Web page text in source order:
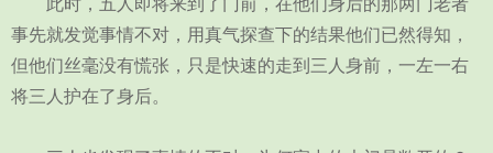
此时，五人即将来到了门前，在他们身后的那两门老者
事先就发觉事情不对，用真气探查下的结果他们已然得知，
但他们丝毫没有慌张，只是快速的走到三人身前，一左一右
将三人护在了身后。